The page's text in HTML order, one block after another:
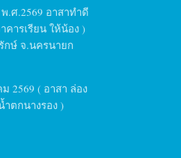
.ศ.2569 อาสาทำดี
ารเรียน ให้น้อง )
กษ์ จ.นครนายก
2569 ( อาสา ล่อง
ตกนางรอง )